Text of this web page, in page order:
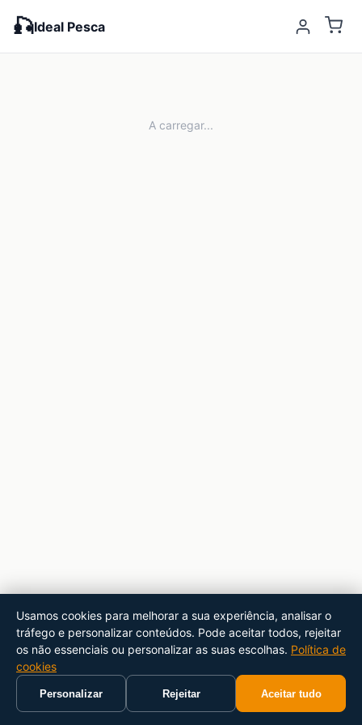
🎣Ideal Pesca
A carregar...
Usamos cookies para melhorar a sua experiência, analisar o
tráfego e personalizar conteúdos. Pode aceitar todos, rejeitar
os não essenciais ou personalizar as suas escolhas. Política de
cookies
Personalizar Rejeitar Aceitar tudo